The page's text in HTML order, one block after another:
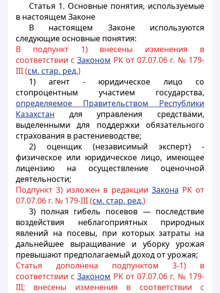
Статья 1. Основные понятия, используемые
в настоящем Законе
В настоящем Законе используются
следующие основные понятия:
В подпункт 1) внесены изменения в
соответствии сЗаконом РК от 07.07.06 г. № 179-
III (см. стар. ред.)
1) агент - юридическое лицо со
стопроцентным участием государства,
определяемое Правительством Республики
Казахстан для управления средствами,
выделеннымидля поддержки обязательного
страхования в растениеводстве;
2) оценщик (независимый эксперт) -
физическое или юридическое лицо, имеющее
лицензию на осуществление оценочной
деятельности;
Подпункт 3) изложен в редакции Закона РК от
07.07.06 г. № 179-III (см. стар. ред.)
3) полная гибель посевов — последствие
воздействия неблагоприятных природных
явлений на посевы, при которых затраты на
дальнейшее выращивание и уборку урожая
превышают предполагаемый доход от урожая;
Статья дополнена подпунктом 3-1) в
соответствии сЗаконом РК от 07.07.06 г. № 179-
III; внесены изменения в соответствии с